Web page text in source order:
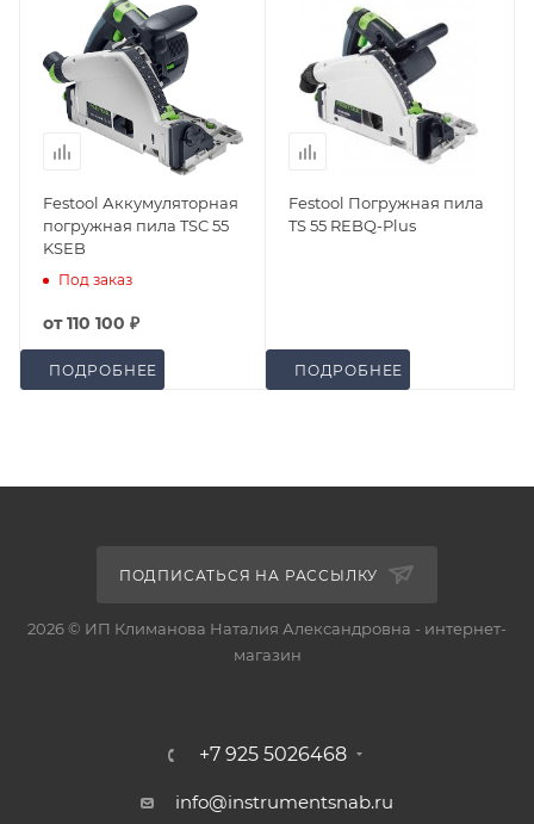
Festool Аккумуляторная
погружная пила TSC 55
KSEB
Под заказ
от110 100 ₽
ПОДРОБНЕЕ
Festool Погружная пила
TS 55 REBQ-Plus
ПОДРОБНЕЕ
ПОДПИСАТЬСЯ НА РАССЫЛКУ
2026 © ИП Климанова Наталия Александровна - интернет-
магазин
+7 925 5026468
info@instrumentsnab.ru